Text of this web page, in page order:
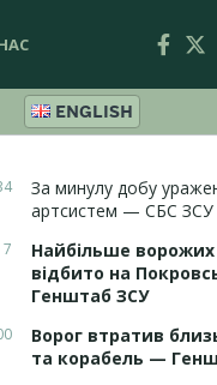
ENGLISH
За минулу добу
артсистем — СБС ЗСУ
Найбільше
відбито на
Генштаб ЗСУ
Ворог втратив
та корабель —